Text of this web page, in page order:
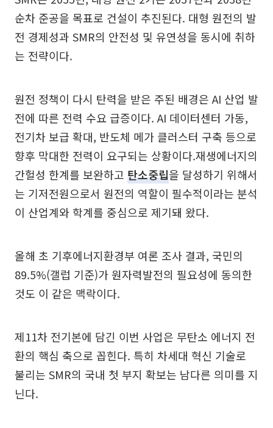
순차 준공을 목표로 건설이 추진된다. 대형 원전의 발
전 경제성과 SMR의 안전성 및 유연성을 동시에 취하
는 전략이다.
원전 정책이 다시 탄력을 받은 주된 배경은 AI 산업 발
전에 따른 전력 수요 급증이다. AI 데이터센터 가동,
전기차 보급 확대, 반도체 메가 클러스터 구축 등으로
향후 막대한 전력이 요구되는 상황이다.재생에너지의
간헐성 한계를 보완하고 탄소중립을 달성하기 위해서
는 기저전원으로서 원전의 역할이 필수적이라는 분석
이 산업계와 학계를 중심으로 제기돼 왔다.
올해 초 기후에너지환경부 여론 조사 결과, 국민의
89.5%(갤럽 기준)가 원자력발전의 필요성에 동의한
것도 이 같은 맥락이다.
제11차 전기본에 담긴 이번 사업은 무탄소 에너지 전
환의 핵심 축으로 꼽힌다. 특히 차세대 혁신 기술로
불리는 SMR의 국내 첫 부지 확보는 남다른 의미를 지
닌다.